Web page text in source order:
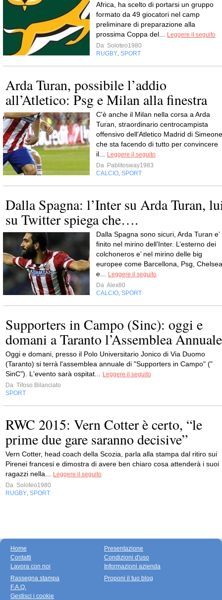
Africa, ha scelto di portarsi un gruppo
formato da 49 giocatori nel camp
preliminare di preparazione alla
prossima Coppa del...
Leggere il seguito
Da Soloteo1980
RUGBY SPORT
Arda Turan, possibile l’addio
all’Atletico: Psg e Milan alla finestra
C'è anche il Milan nella corsa a Arda
Turan, straordinario centrocampista
offensivo dell'Atletico Madrid di
che sta facendo di tutto per convincere
il...
Leggere il seguito
Da Pablitosway1983
CALCIO SPORT
Dalla Spagna: l’Inter su Arda Turan,
su Twitter spiega che….
Dalla Spagna sono sicuri, Arda Turan e’
finito nel mirino dell’Inter. L’esterno dei
colchoneros e’ nel mirino delle big
europee come Barcellona, Psg, Chelsea
e...
Leggere il seguito
Da Alex80
CALCIO SPORT
Supporters in Campo (Sinc): oggi e
domani a Taranto l’Assemblea Annuale
Oggi e domani, presso il Polo Universitario Jonico di Via Duomo
(Taranto) si terrà l'assemblea annuale di "Supporters in Campo" ("
SinC"). L'evento sarà ospitat...
Leggere il seguito
Da Tifoso Bilanciato
SPORT
RWC 2015: Vern Cotter è certo, “le
prime due gare saranno decisive”
Vern Cotter, head coach della Scozia, parla alla stampa dal ritiro sui
Pirenei francesi e dimostra di avere ben chiaro cosa attenderà i suoi
ragazzi nella...
Leggere il seguito
Da Soloteo1980
RUGBY SPORT
Home
Contatti
Lavora con noi
Presentazione
Condizioni d'uso
Informazioni azienda
Rassegna stampa
F.A.Q.
Gestisci i cookie
Proponi il tuo blog